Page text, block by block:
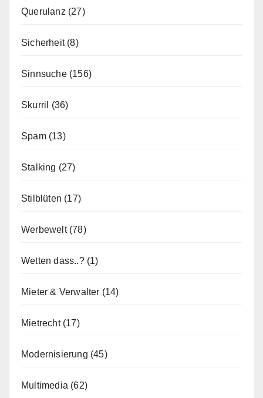
Querulanz (27)
Sicherheit(8)
Sinnsuche(156)
Skurril (36)
Spam(13)
Stalking (27)
Stilblüten (17)
Werbewelt(78)
Wetten dass..?(1)
Mieter & Verwalter (14)
Mietrecht(17)
Modernisierung (45)
Multimedia (62)